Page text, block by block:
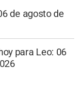
de agosto de
para Leo: 06